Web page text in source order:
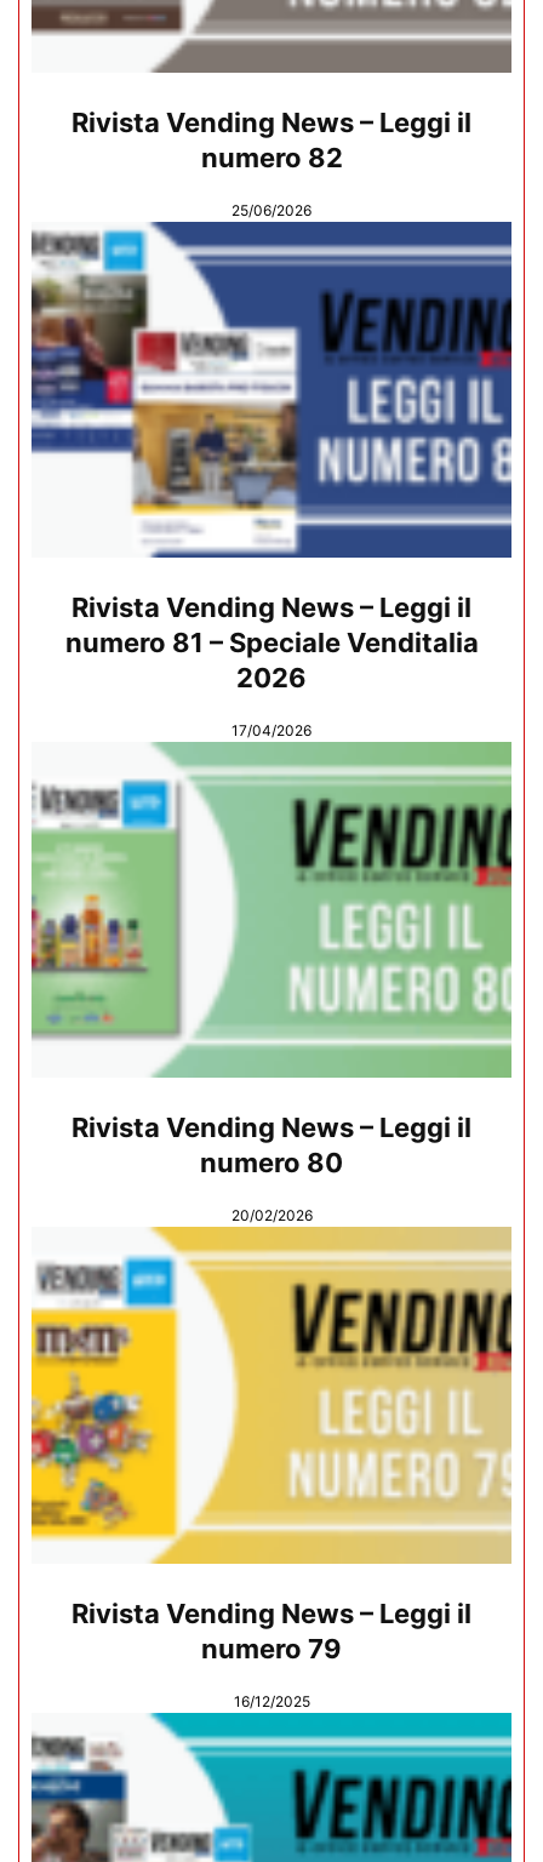
Rivista Vending News – Leggi il
numero 82
25/06/2026
Rivista Vending News – Leggi il
numero 81 – Speciale Venditalia
2026
17/04/2026
Rivista Vending News – Leggi il
numero 80
20/02/2026
Rivista Vending News – Leggi il
numero 79
16/12/2025